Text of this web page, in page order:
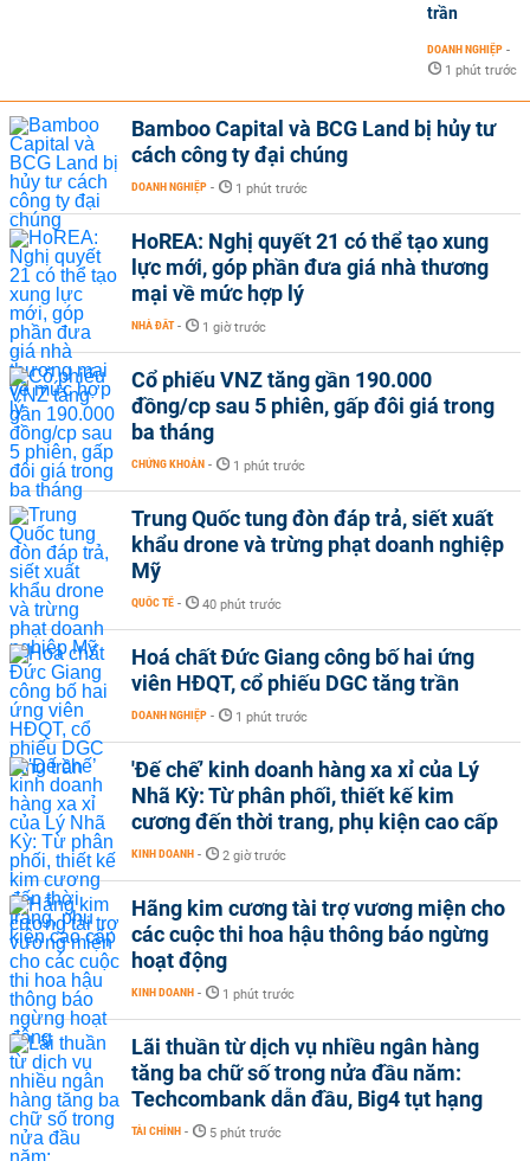
trần
DOANH NGHIỆP -
1 phút trước
Bamboo Capital và BCG Land bị hủy tư
cách công ty đại chúng
DOANH NGHIỆP - 1 phút trước
HoREA: Nghị quyết 21 có thể tạo xung
lực mới, góp phần đưa giá nhà thương
mại về mức hợp lý
NHÀ ĐẤT - 1 giờ trước
Cổ phiếu VNZ tăng gần 190.000
đồng/cp sau 5 phiên, gấp đôi giá trong
ba tháng
CHỨNG KHOÁN - 1 phút trước
Trung Quốc tung đòn đáp trả, siết xuất
khẩu drone và trừng phạt doanh nghiệp
Mỹ
QUỐC TẾ - 40 phút trước
Hoá chất Đức Giang công bố hai ứng
viên HĐQT, cổ phiếu DGC tăng trần
DOANH NGHIỆP - 1 phút trước
'Đế chế’ kinh doanh hàng xa xỉ của Lý
Nhã Kỳ: Từ phân phối, thiết kế kim
cương đến thời trang, phụ kiện cao cấp
KINH DOANH - 2 giờ trước
Hãng kim cương tài trợ vương miện cho
các cuộc thi hoa hậu thông báo ngừng
hoạt động
KINH DOANH - 1 phút trước
Lãi thuần từ dịch vụ nhiều ngân hàng
tăng ba chữ số trong nửa đầu năm:
Techcombank dẫn đầu, Big4 tụt hạng
TÀI CHÍNH - 5 phút trước